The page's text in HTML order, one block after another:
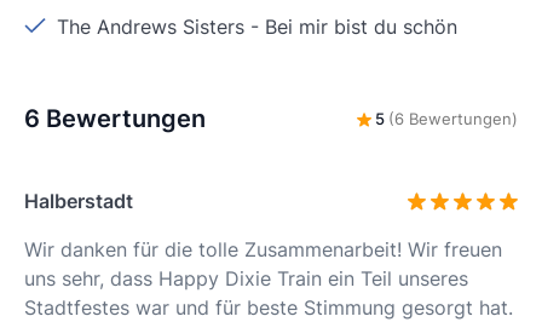
The Andrews Sisters - Bei mir bist du schön
6 Bewertungen 5 (6 Bewertungen)
Halberstadt
Wir danken für die tolle Zusammenarbeit! Wir freuen
uns sehr, dass Happy Dixie Train ein Teil unseres
Stadtfestes war und für beste Stimmung gesorgt hat.